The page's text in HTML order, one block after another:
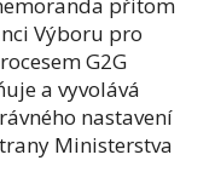
přitom
Výboru pro
G2G
a vyvolává
nastavení
Ministerstva